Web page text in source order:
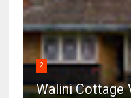
2
Walini Cottage